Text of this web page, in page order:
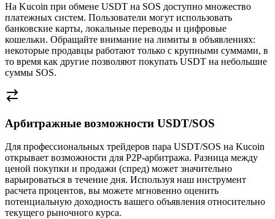
На Kucoin при обмене USDT на SOS доступно множество
платежных систем. Пользователи могут использовать
банковские карты, локальные переводы и цифровые
кошельки. Обращайте внимание на лимиты в объявлениях:
некоторые продавцы работают только с крупными суммами, в
то время как другие позволяют покупать USDT на небольшие
суммы SOS.
Арбитражные возможности USDT/SOS
Для профессиональных трейдеров пара USDT/SOS на Kucoin
открывает возможности для P2P-арбитража. Разница между
ценой покупки и продажи (спред) может значительно
варьироваться в течение дня. Используя наш инструмент
расчета процентов, вы можете мгновенно оценить
потенциальную доходность вашего объявления относительно
текущего рыночного курса.